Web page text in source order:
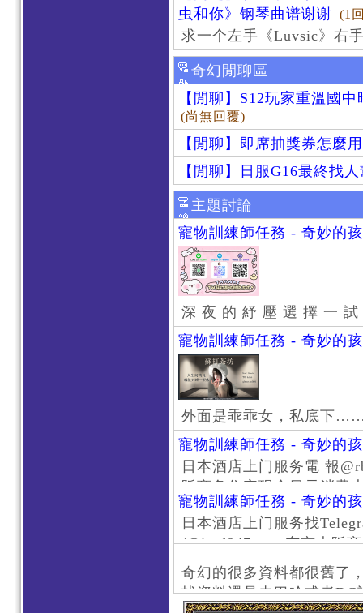
虫和你》钢琴曲谱谢谢 (1
求一个左手《Luvsic》右
奇幻閒聊區
【閒聊】S12玩家重溫國
(尚無回覆)
【閒聊】即席抽獎券怎麼
【閒聊】日服G16最終找
主題討論
寵物訓練師任務 - 奇妙的
深 夜 的 紓 壓 選 擇 一
寵物訓練師任務 - 奇妙的
外面是乖乖女，私底下
寵物訓練師任務 - 奇妙的
日本酒店上门服务電 報
阪商务住宅现金日元消费
京风俗 #大阪风俗 #东京
上门服务新宿风俗 #梅田
#日本萝莉 #大阪萝莉 #日
寵物訓練師任務 - 奇妙的
日本酒店上门服务找
/@jptd847utpp 东京大阪
京旅游 #大阪旅游 #东京
东京上门服务 #大阪上门
心斋桥风俗 #日本女孩 #
奇幻的很多資料都很舊了
找資料還是去巴哈或者